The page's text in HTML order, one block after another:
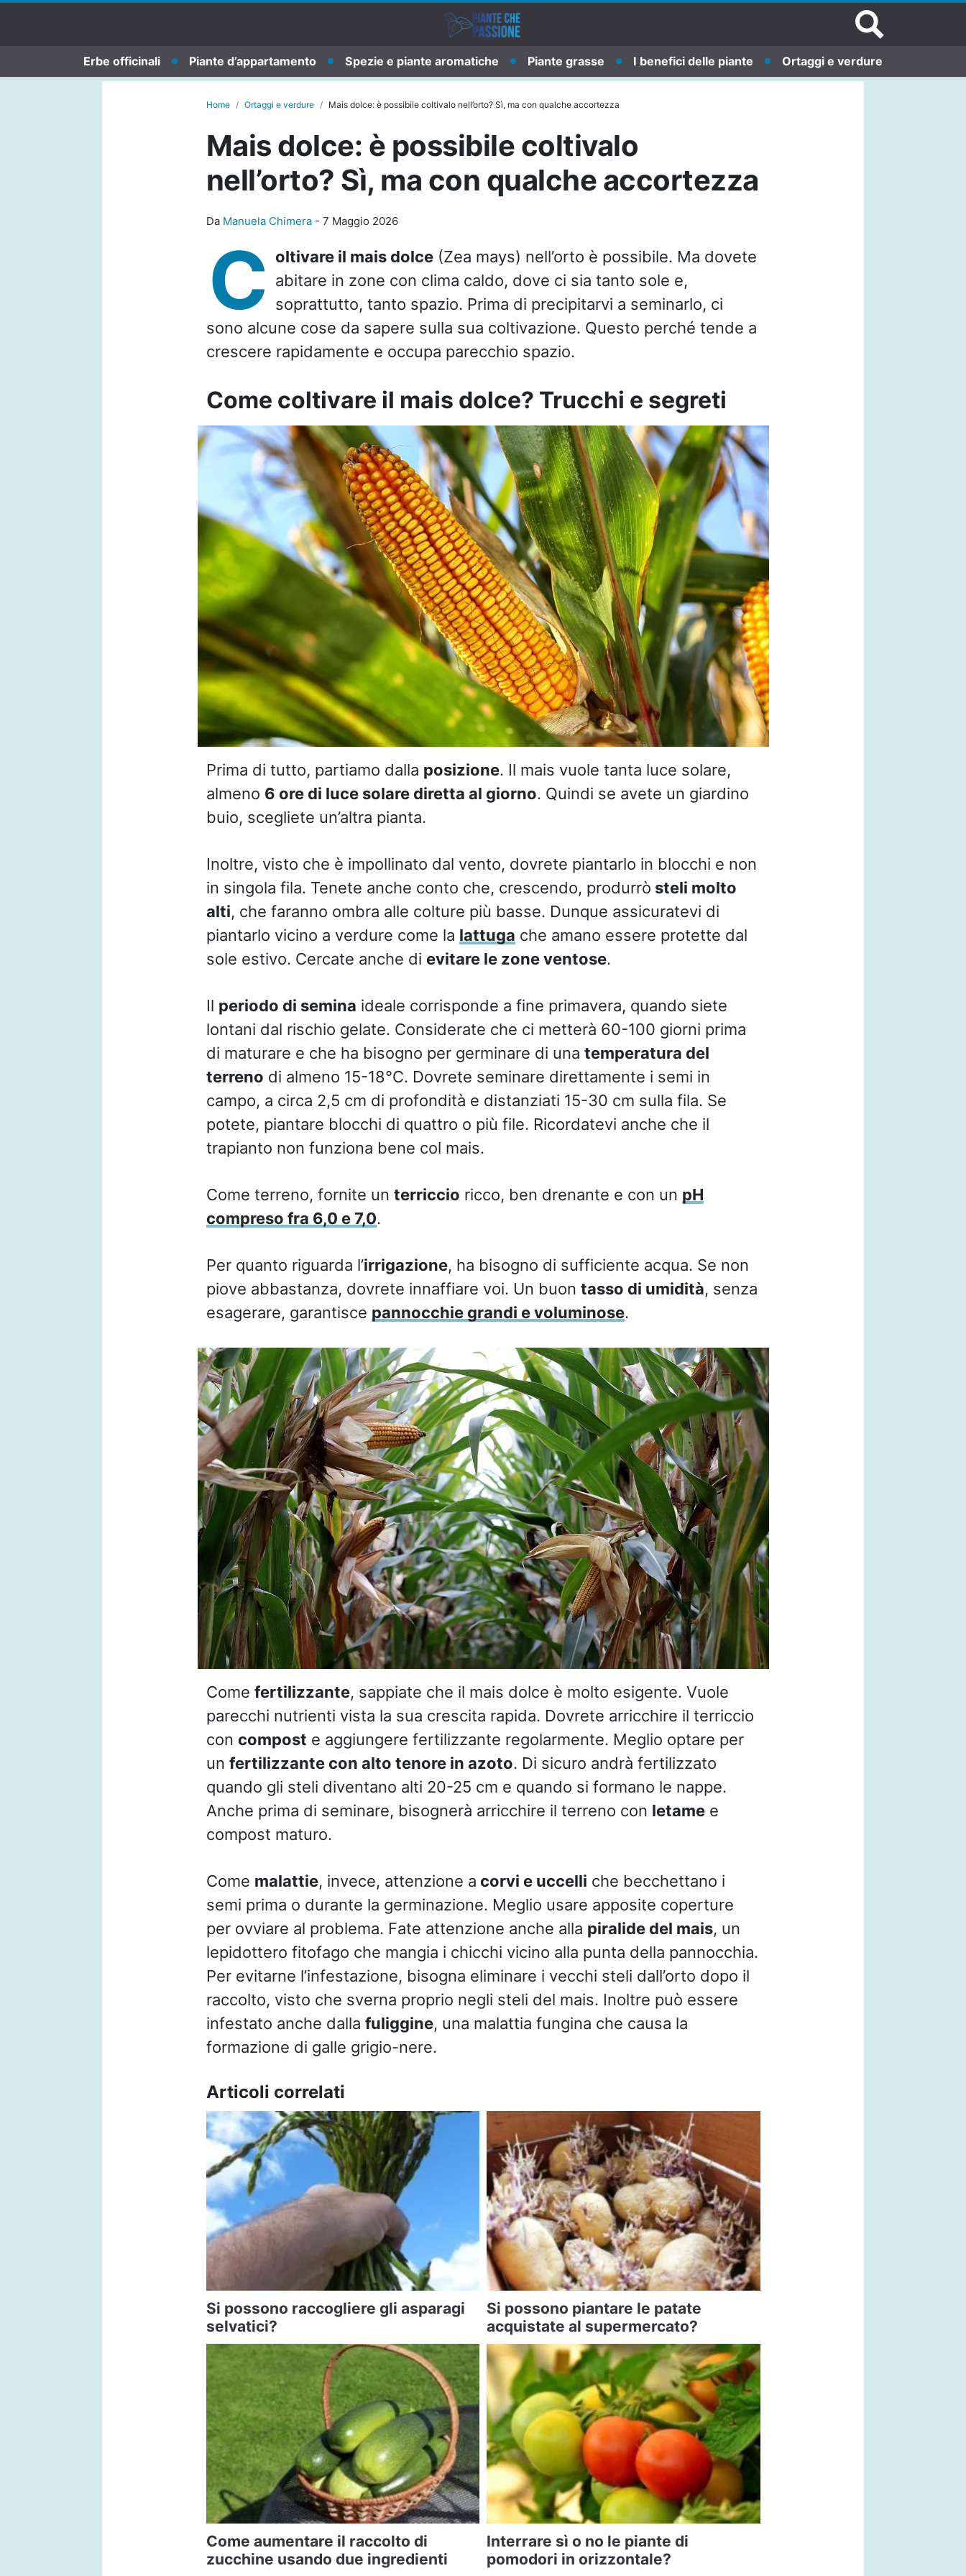
Erbe officinali Piante d’appartamento Spezie e piante aromatiche Piante grasse I benefici delle piante Ortaggi e verdure
Home Ortaggi e verdure Mais dolce: è possibile coltivalo nell’orto? Sì, ma con qualche accortezza
Mais dolce: è possibile coltivalo
nell’orto? Sì, ma con qualche accortezza
Da Manuela Chimera- 7 Maggio 2026
C oltivare il mais dolce(Zea mays) nell’orto è possibile. Ma dovete
abitare in zone con clima caldo, dove ci sia tanto sole e,
soprattutto, tanto spazio. Prima di precipitarvi a seminarlo, ci
sono alcune cose da sapere sulla sua coltivazione. Questo perché tende a
crescere rapidamente e occupa parecchio spazio.
Come coltivare il mais dolce? Trucchi e segreti
Prima di tutto, partiamo dalla posizione. Il mais vuole tanta luce solare,
almeno 6 ore di luce solare diretta al giorno. Quindi se avete un giardino
buio, scegliete un’altra pianta.
Inoltre, visto che è impollinato dal vento, dovrete piantarlo in blocchi e non
in singola fila. Tenete anche conto che, crescendo, produrrò steli molto
alti, che faranno ombra alle colture più basse. Dunque assicuratevi di
piantarlo vicino a verdure come la lattuga che amano essere protette dal
sole estivo. Cercate anche di evitare le zone ventose.
Il periodo di semina ideale corrisponde a fine primavera, quando siete
lontani dal rischio gelate. Considerate che ci metterà 60-100 giorni prima
di maturare e che ha bisogno per germinare di una temperatura del
terreno di almeno 15-18°C. Dovrete seminare direttamente i semi in
campo, a circa 2,5 cm di profondità e distanziati 15-30 cm sulla fila. Se
potete, piantare blocchi di quattro o più file. Ricordatevi anche che il
trapianto non funziona bene col mais.
Come terreno, fornite un terriccio ricco, ben drenante e con un pH
compreso fra 6,0 e 7,0.
Per quanto riguarda l’irrigazione, ha bisogno di sufficiente acqua. Se non
piove abbastanza, dovrete innaffiare voi. Un buon tasso di umidità, senza
esagerare, garantisce pannocchie grandi e voluminose.
Come fertilizzante, sappiate che il mais dolce è molto esigente. Vuole
parecchi nutrienti vista la sua crescita rapida. Dovrete arricchire il terriccio
con compost e aggiungere fertilizzante regolarmente. Meglio optare per
un fertilizzante con alto tenore in azoto. Di sicuro andrà fertilizzato
quando gli steli diventano alti 20-25 cm e quando si formano le nappe.
Anche prima di seminare, bisognerà arricchire il terreno con letamee
compost maturo.
Come malattie, invece, attenzione a corvi e uccelli che becchettano i
semi prima o durante la germinazione. Meglio usare apposite coperture
per ovviare al problema. Fate attenzione anche alla piralide del mais, un
lepidottero fitofago che mangia i chicchi vicino alla punta della pannocchia.
Per evitarne l’infestazione, bisogna eliminare i vecchi steli dall’orto dopo il
raccolto, visto che sverna proprio negli steli del mais. Inoltre può essere
infestato anche dalla fuliggine, una malattia fungina che causa la
formazione di galle grigio-nere.
Articoli correlati
Si possono raccogliere gli asparagi
selvatici?
Si possono piantare le patate
acquistate al supermercato?
Come aumentare il raccolto di
zucchine usando due ingredienti
Interrare sì o no le piante di
pomodori in orizzontale?